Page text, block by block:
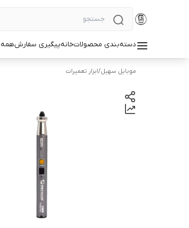
دسته‌بندی محصولاتخانهپیگیری سفارش
موبایل سهیل/ابزار تعمیرات